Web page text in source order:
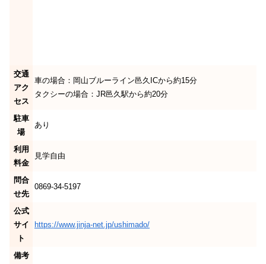
交通
アク
セス
車の場合：岡山ブルーライン邑久ICから約15分
タクシーの場合：JR邑久駅から約20分
駐車
場
あり
利用
料金
見学自由
問合
せ先
0869-34-5197
公式
サイ
ト
https://www.jinja-net.jp/ushimado/
備考